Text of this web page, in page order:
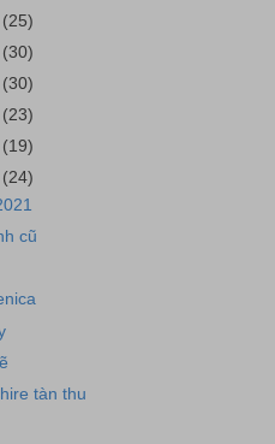
(25)
(30)
(30)
(23)
(19)
(24)
cũ
tàn thu